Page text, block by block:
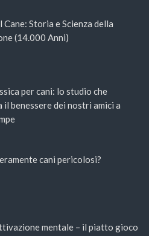
Cane: Storia e Scienza della
(14.000 Anni)
per cani: lo studio che
benessere dei nostri amici a
cani pericolosi?
mentale – il piatto gioco